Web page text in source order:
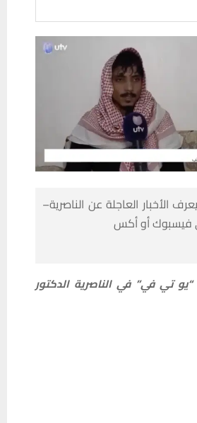
الأخبار العاجلة عن الناصرية–
فيسبوك أو أكس
تي في” في الناصرية الدكتور